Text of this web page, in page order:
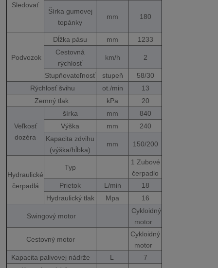
Sledovať
Šírka gumovej
topánky
mm 180
Podvozok
Dĺžka pásu mm
1233
Cestovná
rýchlosť
km/h 2
Stupňovateľnosť stupeň
58/30
Rýchlosť švihu
ot./min
13
Zemný tlak
kPa 20
Veľkosť
dozéra
šírka mm
840
Výška
mm
240
Kapacita zdvihu
(výška/hĺbka)
mm 150/200
Hydraulické
čerpadlá
Typ
1 Zubové
čerpadlo
Prietok
L/min
18
Hydraulický tlak
Mpa 16
Swingový motor
Cykloidný
motor
Cestovný motor
Cykloidný
motor
Kapacita palivovej nádrže
L
7